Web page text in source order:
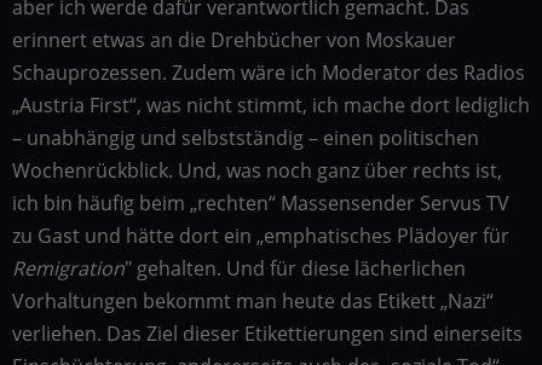
aber ich werde dafür verantwortlich gemacht. Das
erinnert etwas an die Drehbücher von Moskauer
Schauprozessen. Zudem wäre ich Moderator des Radios
„Austria First“, was nicht stimmt, ich mache dort lediglich
– unabhängig und selbstständig – einen politischen
Wochenrückblick. Und, was noch ganz über rechts ist,
ich bin häufig beim „rechten“ Massensender Servus TV
zu Gast und hätte dort ein „emphatisches Plädoyer für
Remigration" gehalten. Und für diese lächerlichen
Vorhaltungen bekommt man heute das Etikett „Nazi“
verliehen. Das Ziel dieser Etikettierungen sind einerseits